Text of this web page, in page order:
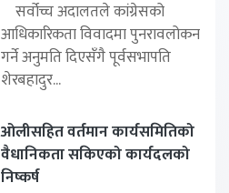
सर्वोच्च अदालतले कांग्रेसको
आधिकारिकता विवादमा पुनरावलोकन
गर्ने अनुमति दिएसँगै पूर्वसभापति
शेरबहादुर...
ओलीसहित वर्तमान कार्यसमितिको
वैधानिकता सकिएको कार्यदलको
निष्कर्ष